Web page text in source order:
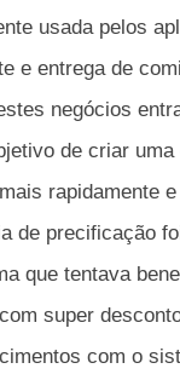
usada pelos
e entrega de
negócios
de criar
rapidamente
de precificação
que tentava
super
com o